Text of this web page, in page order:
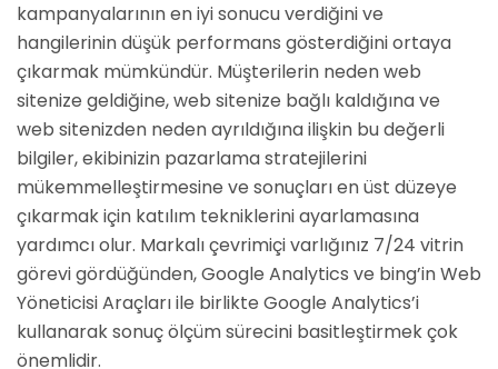
kampanyalarının en iyi sonucu verdiğini ve
hangilerinin düşük performans gösterdiğini ortaya
çıkarmak mümkündür. Müşterilerin neden web
sitenize geldiğine, web sitenize bağlı kaldığına ve
web sitenizden neden ayrıldığına ilişkin bu değerli
bilgiler, ekibinizin pazarlama stratejilerini
mükemmelleştirmesine ve sonuçları en üst düzeye
çıkarmak için katılım tekniklerini ayarlamasına
yardımcı olur. Markalı çevrimiçi varlığınız 7/24 vitrin
görevi gördüğünden, Google Analytics ve bing’in Web
Yöneticisi Araçları ile birlikte Google Analytics’i
kullanarak sonuç ölçüm sürecini basitleştirmek çok
önemlidir.